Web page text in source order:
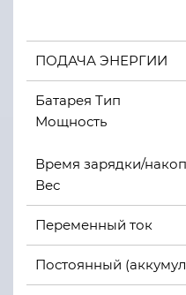
ПОДАЧА ЭНЕРГИИ
Батарея Тип
Мощность
Время зарядки/
Вес
Переменный ток
Постоянный